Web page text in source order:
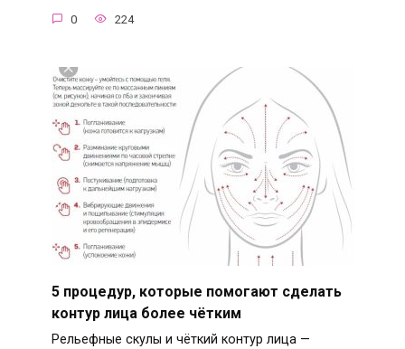
0 224
5 процедур, которые помогают сделать
контур лица более чётким
Рельефные скулы и чёткий контур лица —